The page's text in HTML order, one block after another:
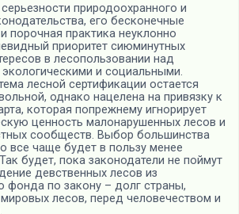
природоохранного и
его бесконечные
порочная практика неуклонно
приоритет сиюминутных
в лесопользовании над
и социальными.
лесной сертификации остается
однако нацелена на привязку к
которая попрежнему игнорирует
ценность малонарушенных лесов и
сообществ. Выбор большинства
все чаще будет в пользу менее
будет, пока законодатели не поймут
девственных лесов из
фонда по закону – долг страны,
лесов, перед человечеством и